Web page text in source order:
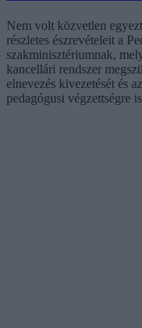
Nem volt közvetlen
részletes észrevételeit a
szakminisztériumnak,
kancellári rendszer
elnevezés kivezetését és
pedagógusi végzettségre